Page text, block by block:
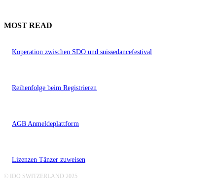
MOST READ
Koperation zwischen SDO und suissedancefestival
Reihenfolge beim Registrieren
AGB Anmeldeplattform
Lizenzen Tänzer zuweisen
© IDO SWITZERLAND 2025